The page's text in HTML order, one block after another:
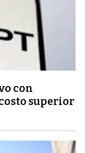
con
superior